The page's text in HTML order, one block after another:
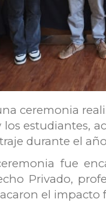
ceremonia
los estudiantes,
durante el
fue
Privado,
el impacto